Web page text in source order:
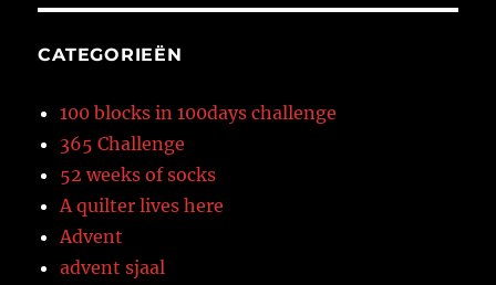
CATEGORIEËN
100 blocks in 100days challenge
365 Challenge
52 weeks of socks
A quilter lives here
Advent
advent sjaal